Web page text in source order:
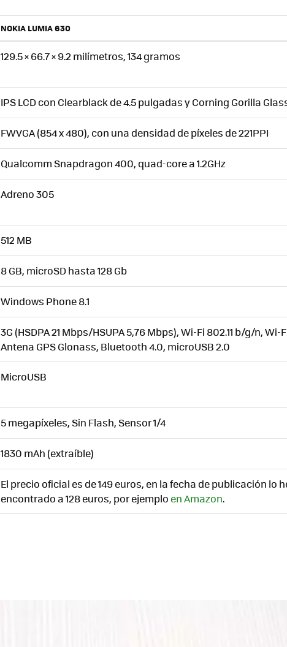
NOKIA LUMIA 630
129.5 × 66.7 × 9.2 milímetros, 134 gramos
IPS LCDcon Clearblackde 4.5 pulgadas y Corning Gorilla
FWVGA (854 x 480), con una densidad de píxeles de 221PPI
Qualcomm Snapdragon 400, quad-core a 1.2GHz
Adreno 305
512 MB
8 GB, microSD hasta 128 Gb
Windows Phone 8.1
3G (HSDPA 21 Mbps/HSUPA 5,76 Mbps), Wi-Fi 802.11 b/g/n, Wi-
Antena GPS Glonass, Bluetooth 4.0, microUSB 2.0
MicroUSB
5 megapíxeles, Sin Flash, Sensor 1/4
1830 mAh (extraíble)
El precio oficial es de 149 euros, en la fecha de publicación lo
encontrado a 128 euros, por ejemplo en Amazon.